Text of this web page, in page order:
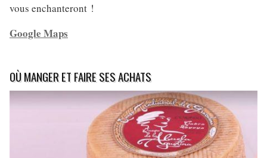
vous enchanteront !
Google Maps
OÙ MANGER ET FAIRE SES ACHATS